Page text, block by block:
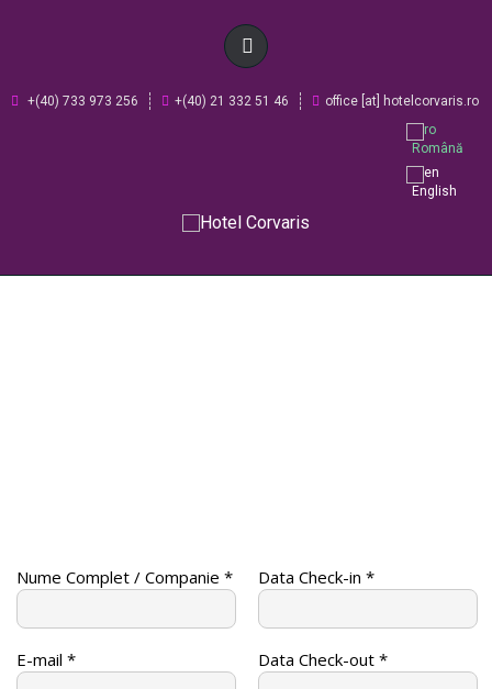
+(40) 733 973 256 +(40) 21 332 51 46 office [at] hotelcorvaris.ro
Română
English
ACASA
Nume Complet / Companie *
E-mail *
Data Check-in *
Data Check-out *